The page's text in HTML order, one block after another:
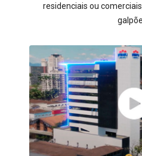
residenciais ou